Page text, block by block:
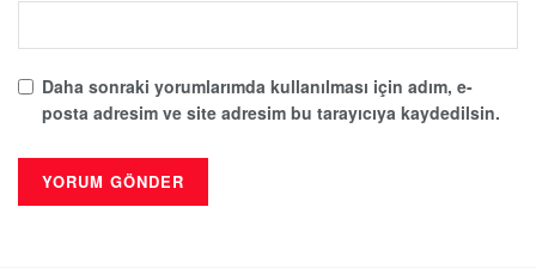
Daha sonraki yorumlarımda kullanılması için adım, e-
posta adresim ve site adresim bu tarayıcıya kaydedilsin.